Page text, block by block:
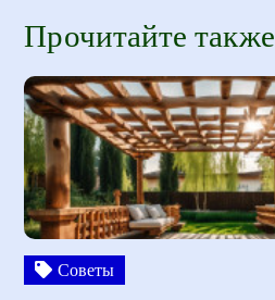
Прочитайте также
Советы